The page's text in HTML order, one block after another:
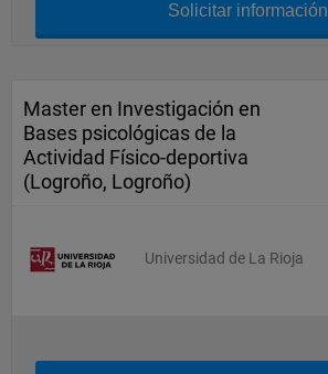
Solicitar información
Master en Investigación en
Bases psicológicas de la
Actividad Físico-deportiva
(Logroño, Logroño)
Universidad de La Rioja